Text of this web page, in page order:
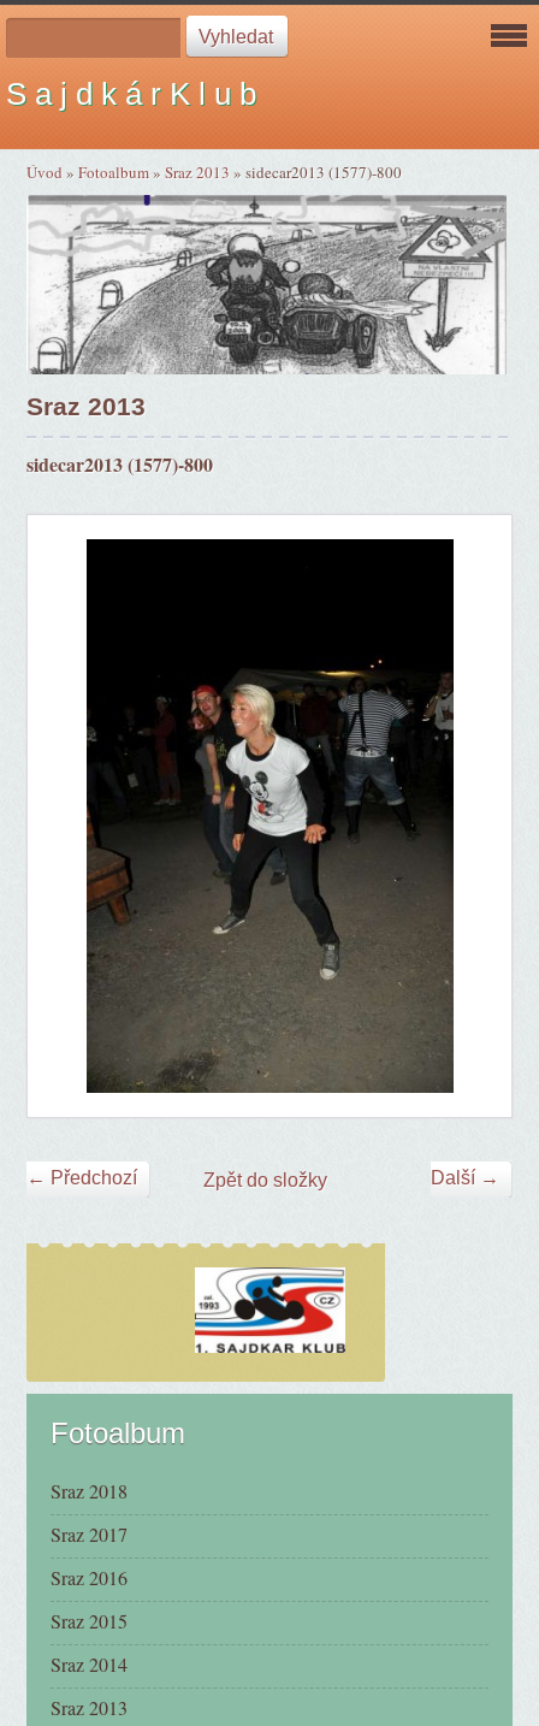
S a j d k á r K l u b
Úvod »Fotoalbum»Sraz 2013 »sidecar2013 (1577)-800
Sraz 2013
sidecar2013 (1577)-800
← Předchozí Další →
Zpět do složky
Fotoalbum
Sraz 2018
Sraz 2017
Sraz 2016
Sraz 2015
Sraz 2014
Sraz 2013